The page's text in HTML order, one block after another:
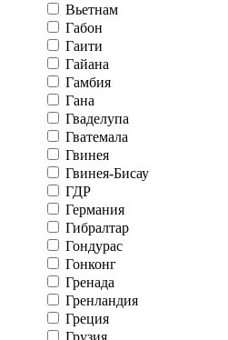
Вьетнам
Габон
Гаити
Гайана
Гамбия
Гана
Гваделупа
Гватемала
Гвинея
Гвинея-Бисау
ГДР
Германия
Гибралтар
Гондурас
Гонконг
Гренада
Гренландия
Греция
Грузия